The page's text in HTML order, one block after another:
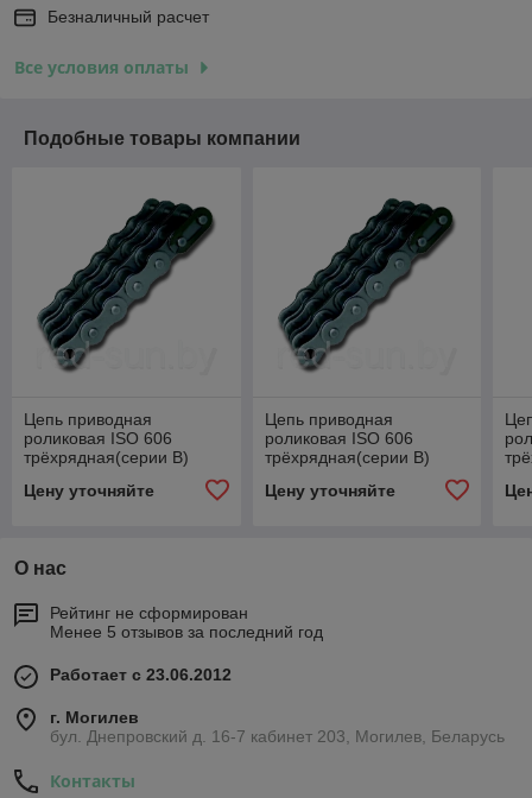
Безналичный расчет
Все условия оплаты
Подобные товары компании
Цепь приводная
роликовая ISO 606
трёхрядная(серии В)
Цену уточняйте
Цепь приводная
роликовая ISO 606
трёхрядная(серии В)
Цену уточняйте
О нас
Рейтинг не сформирован
Менее 5 отзывов за последний год
Работает с 23.06.2012
г. Могилев
бул. Днепровский д. 16-7 кабинет 203, Могилев, Беларусь
Контакты